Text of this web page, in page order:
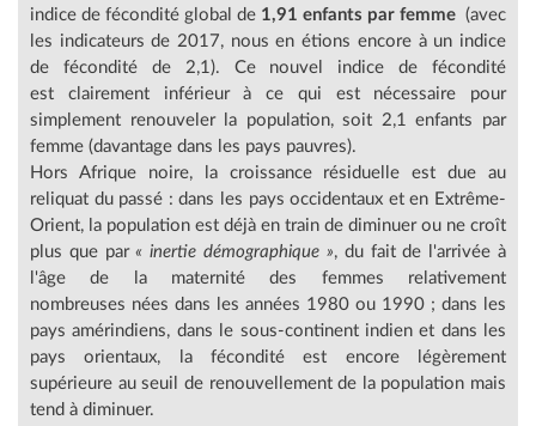
indice de fécondité global de 1,91 enfants par femme (avec
les indicateurs de 2017, nous en étions encore à un indice
de fécondité de 2,1). Ce nouvel indice de fécondité
est clairement inférieur à ce qui est nécessaire pour
simplement renouveler la population, soit 2,1 enfants par
femme (davantage dans les pays pauvres).
Hors Afrique noire, la croissance résiduelle est due au
reliquat du passé : dans les pays occidentaux et en Extrême-
Orient, la population est déjà en train de diminuer ou ne croît
plus que par« inertie démographique », du fait de l'arrivée à
l'âge de la maternité des femmes relativement
nombreuses nées dans les années 1980 ou 1990 ; dans les
pays amérindiens, dans le sous-continent indien et dans les
pays orientaux, la fécondité est encore légèrement
supérieure au seuil de renouvellement de la population mais
tend à diminuer.